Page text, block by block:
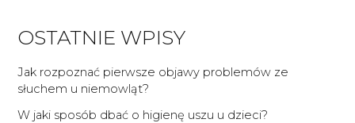
Badanie
dzieci
OSTATNIE WPISY
Jak rozpoznać pierwsze objawy problemów ze
słuchem u niemowląt?
W jaki sposób dbać o higienę uszu u dzieci?